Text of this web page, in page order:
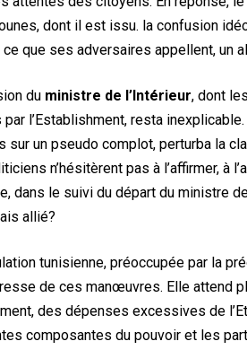
dont il est issu. la confusion
ce que ses adversaires appellent, un
du ministre de l’Intérieur, dont
par l’Establishment, resta
sur un pseudo complot, perturba la
n’hésitèrent pas à l’affirmer, à
dans le suivi du départ du ministre de
allié?
tunisienne, préoccupée par la
de ces manœuvres. Elle attend
des dépenses excessives de
composantes du pouvoir et les